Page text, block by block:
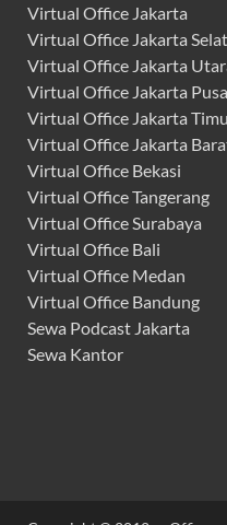
Virtual Office Jakarta
Virtual Office Jakarta
Virtual Office Jakarta
Virtual Office Jakarta
Virtual Office Jakarta
Virtual Office Jakarta
Virtual Office Bekasi
Virtual Office Tangerang
Virtual Office Surabaya
Virtual Office Bali
Virtual Office Medan
Virtual Office Bandung
Sewa Podcast Jakarta
Sewa Kantor